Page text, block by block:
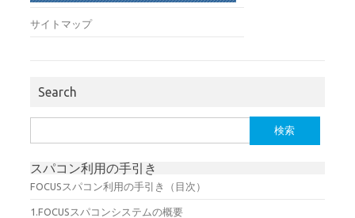
サイトマップ
Search
索:
スパコン利用の手引き
FOCUSスパコン利用の手引き（目次）
1.FOCUSスパコンシステムの概要